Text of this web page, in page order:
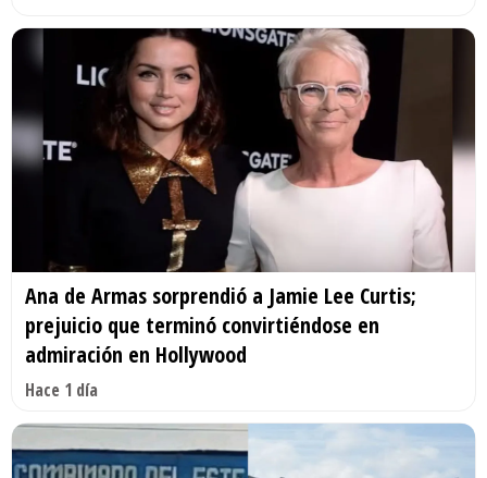
Ana de Armas sorprendió a Jamie Lee Curtis;
prejuicio que terminó convirtiéndose en
admiración en Hollywood
Hace 1 día